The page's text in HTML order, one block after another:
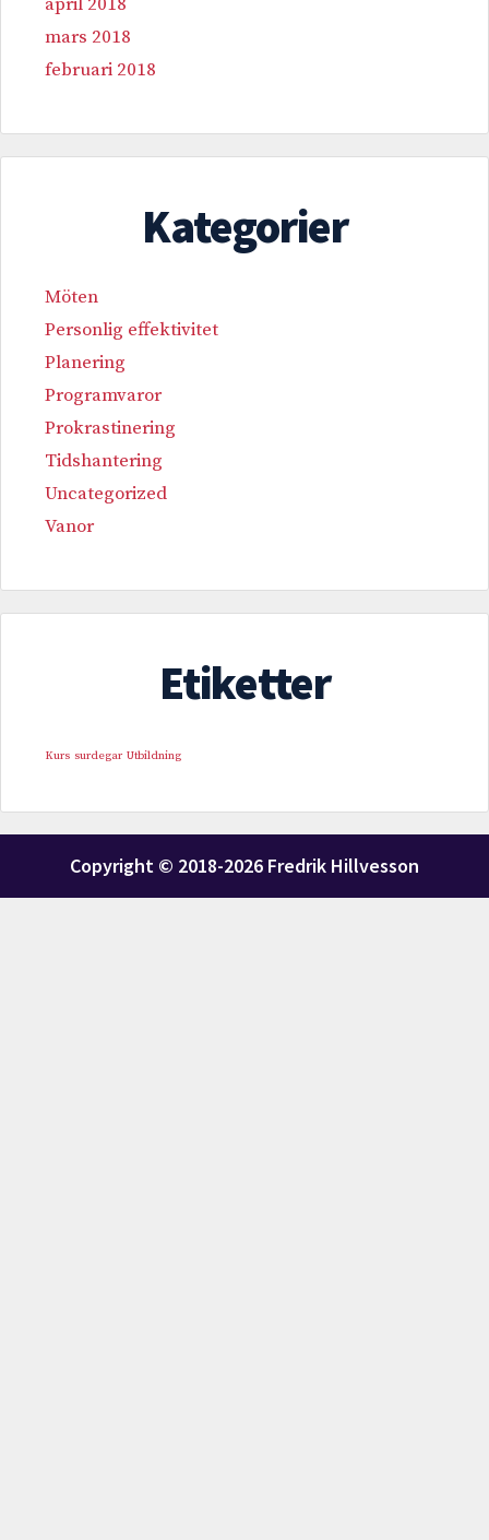
mars 2018
februari 2018
Kategorier
Möten
Personlig effektivitet
Planering
Programvaror
Prokrastinering
Tidshantering
Uncategorized
Vanor
Etiketter
Kurs surdegar Utbildning
Copyright © 2018-2026 Fredrik Hillvesson